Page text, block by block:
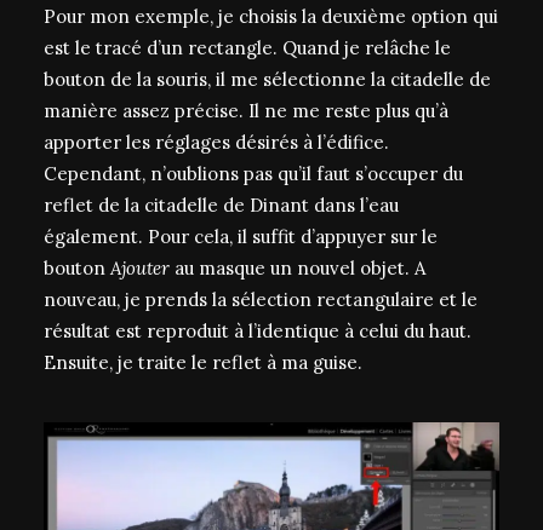
Pour mon exemple, je choisis la deuxième option qui
est le tracé d’un rectangle. Quand je relâche le
bouton de la souris, il me sélectionne la citadelle de
manière assez précise. Il ne me reste plus qu’à
apporter les réglages désirés à l’édifice.
Cependant, n’oublions pas qu’il faut s’occuper du
reflet de la citadelle de Dinant dans l’eau
également. Pour cela, il suffit d’appuyer sur le
boutonAjouter au masque un nouvel objet. A
nouveau, je prends la sélection rectangulaire et le
résultat est reproduit à l’identique à celui du haut.
Ensuite, je traite le reflet à ma guise.